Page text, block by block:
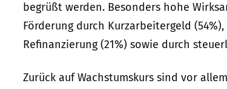
begrüßt werden. Besonders hohe
Förderung durch Kurzarbeitergeld
Refinanzierung (21%) sowie durch
Zurück auf Wachstumskurs sind vor